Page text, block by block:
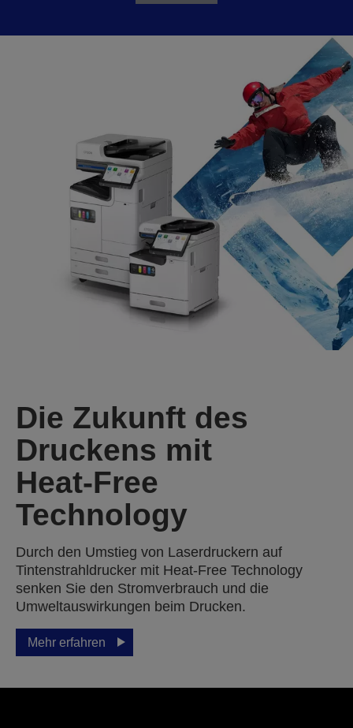
Die Zukunft des
Druckens mit
Heat‑Free
Technology
Durch den Umstieg von Laserdruckern auf
Tintenstrahldrucker mit Heat-Free Technology
senken Sie den Stromverbrauch und die
Umweltauswirkungen beim Drucken.
Mehr erfahren